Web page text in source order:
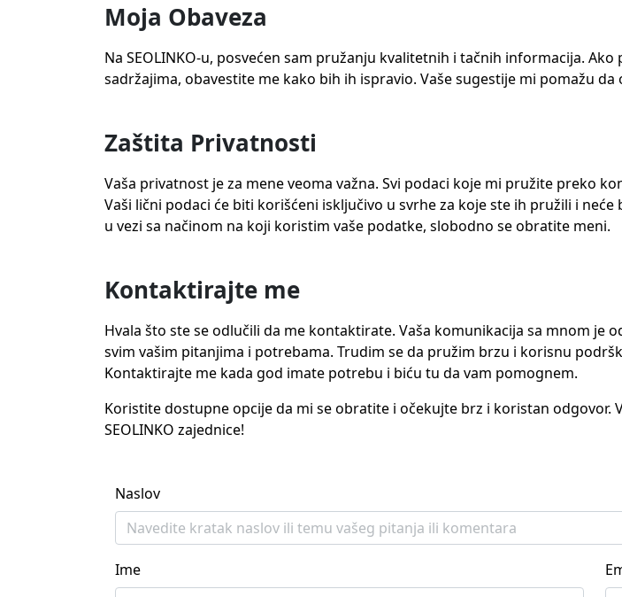
Moja Obaveza
Na SEOLINKO-u, posvećen sam pružanju kvalitetnih i tačnih informacija.
sadržajima, obavestite me kako bih ih ispravio. Vaše sugestije mi pomažu
Zaštita Privatnosti
Vaša privatnost je za mene veoma važna. Svi podaci koje mi pružite preko
Vaši lični podaci će biti korišćeni isključivo u svrhe za koje ste ih pružili i
u vezi sa načinom na koji koristim vaše podatke, slobodno se obratite meni.
Kontaktirajte me
Hvala što ste se odlučili da me kontaktirate. Vaša komunikacija sa mnom je
svim vašim pitanjima i potrebama. Trudim se da pružim brzu i korisnu
Kontaktirajte me kada god imate potrebu i biću tu da vam pomognem.
Koristite dostupne opcije da mi se obratite i očekujte brz i koristan odgovor.
SEOLINKO zajednice!
Naslov
Ime